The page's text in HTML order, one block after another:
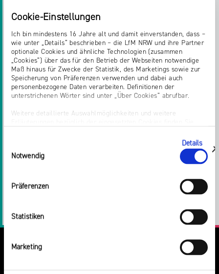
Cookie-Einstellungen
Ich bin mindestens 16 Jahre alt und damit einverstanden, dass –
wie unter „Details“ beschrieben – die LfM NRW und ihre Partner
optionale Cookies und ähnliche Technologien (zusammen
„Cookies“) über das für den Betrieb der Webseiten notwendige
Maß hinaus für Zwecke der Statistik, des Marketings sowie zur
Speicherung von Präferenzen verwenden und dabei auch
personenbezogene Daten verarbeiten. Definitionen der
unterstrichenen Wörter sind unter „Über Cookies“ abrufbar.
Weitere detaillierte Auswahlmöglichkeiten und weitere
„Einwilligung ändern“ in der Datenschutzerklärung aufgerufen
werden. Dort können Sie auch Ihre Einwilligung jederzeit mit
Wirkung für die Zukunft widerrufen. Die vollständige Ablehnung
optionaler Cookies erfolgt über den Button „Nur notwendige
Notwendig
Präferenzen
Statistiken
Marketing
Details
zeigen
fördern können. Die Projekte werden nun
innerhalb eines Jahres durchgeführt. Während
des Förderungszeitraumes und auch danach
stehen wir im engen Austausch mit den
Projekten.
Also, bewerbt Euch jetzt! Alle Informationen
findet Ihr auch
onlineund für Rückfragen
stehen wir gerne zur Verfügung.
Teilen: